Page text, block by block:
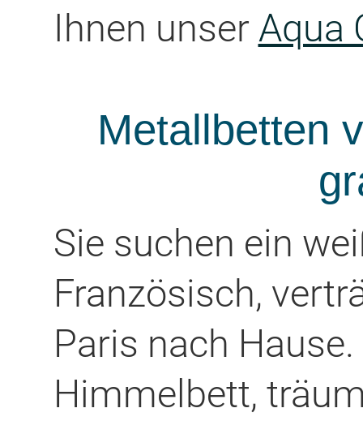
Ihnen unser Aqua
Metallbetten
Sie suchen ein
Französisch,
Paris nach
Himmelbett,